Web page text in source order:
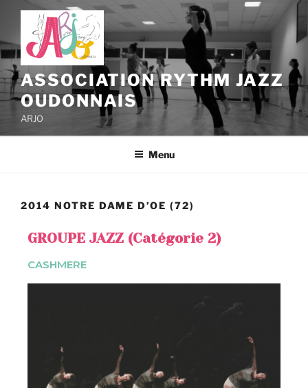
ASSOCIATION RYTHM JAZZ
OUDONNAIS
ARJO
Menu
2014 NOTRE DAME D’OE (72)
GROUPE JAZZ (Catégorie 2)
CASHMERE